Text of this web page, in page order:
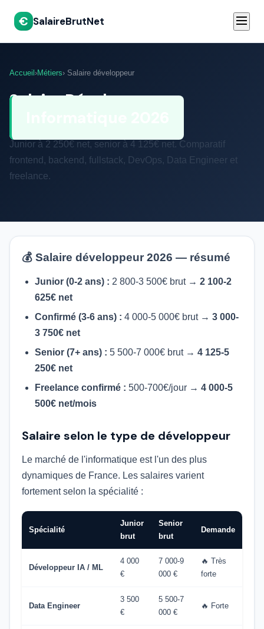
€ SalaireBrutNet
Accueil ›Métiers› Salaire développeur
Salaire Développeur
Junior à 2 250€ net, senior à 4 125€ net. Comparatif
frontend, backend, fullstack, DevOps, Data Engineer et
freelance.
💰 Salaire développeur 2026 — résumé
Junior (0-2 ans) : 2 800-3 500€ brut → 2 100-2
625€ net
Confirmé (3-6 ans) : 4 000-5 000€ brut → 3 000-
3 750€ net
Senior (7+ ans) : 5 500-7 000€ brut → 4 125-5
250€ net
Freelance confirmé : 500-700€/jour → 4 000-5
500€ net/mois
Salaire selon le type de développeur
Le marché de l'informatique est l'un des plus
dynamiques de France. Les salaires varient
fortement selon la spécialité :
Spécialité
Junior
brut
Senior
brut
Demande
Développeur IA / ML
4 000
€
7 000-9
000 €
🔥 Très
forte
Data Engineer
3 500
€
5 500-7
000 €
🔥 Forte